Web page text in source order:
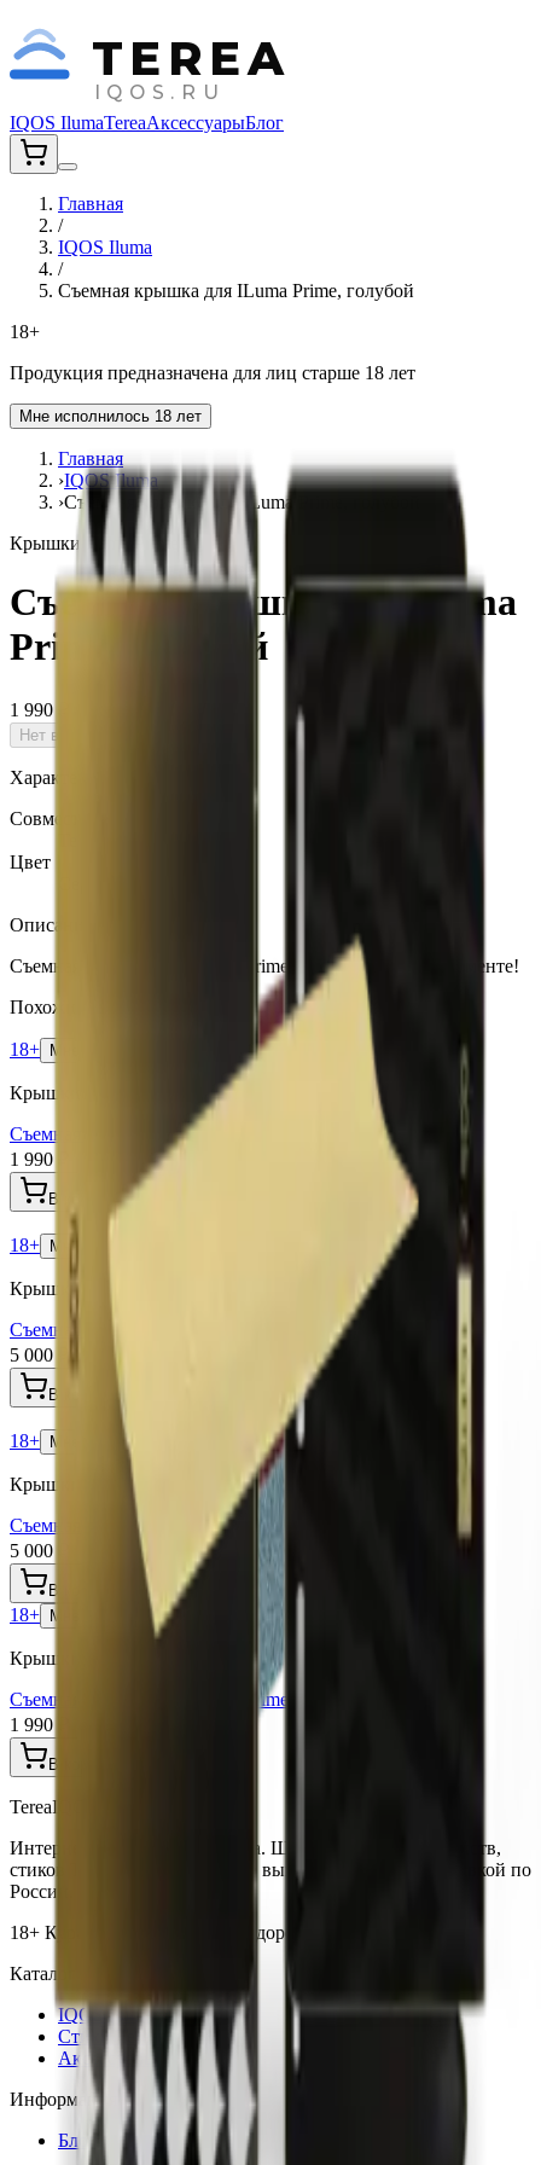
TEREA
IQOS.RU
IQOS IlumaTereaАксессуарыБлог
Главная
/
IQOS Iluma
/
Съемная крышка для ILuma Prime, голубой
18+
Продукция предназначена для лиц старше 18 лет
Мне исполнилось 18 лет
Главная
›IQOS Iluma
›Съемная крышка для ILuma Prime, голубой
Крышки Iluma Prime
Съемная крышка для ILuma
Prime, голубой
1 990 ₽
Нет в наличии
Характеристики
Совместимость со стиками
Цвет
Описание
Съемная крышка для ILuma Prime (голубой). В ассортименте!
Похожие товары
18+ Мне исполнилось 18 лет
Крышки Iluma Prime
Съемная крышка для ILuma Prime (Бордовая)
1 990 ₽
В корзину
18+ Мне исполнилось 18 лет
Крышки Iluma Prime
Съемная крышка для Iluma Prime Seletti (Wrap Pattern)
5 000 ₽
В корзину
18+ Мне исполнилось 18 лет
Крышки Iluma Prime
Съемная крышка для Iluma Prime Seletti (Wrap Gradient)
5 000 ₽
В корзину
18+ Мне исполнилось 18 лет
Крышки Iluma Prime
Съемная крышка для ILuma Prime (Wrap warm yellow)
1 990 ₽
В корзину
TereaIQOS.ru
Интернет-магазин IQOS Iluma. Широкий выбор устройств,
стиков Terea и аксессуаров по выгодным ценам с доставкой по
России.
18+ Курение вредит вашему здоровью
Каталог
IQOS Iluma
Стики Terea
Аксессуары
Информация
Блог